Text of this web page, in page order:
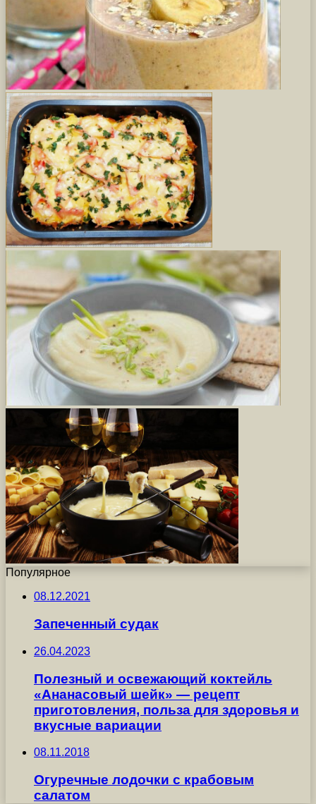
Популярное
08.12.2021
Запеченный судак
26.04.2023
Полезный и освежающий коктейль
«Ананасовый шейк» — рецепт
приготовления, польза для здоровья и
вкусные вариации
08.11.2018
Огуречные лодочки с крабовым
салатом